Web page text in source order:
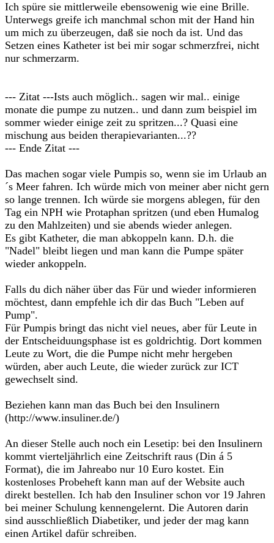
Ich spüre sie mittlerweile ebensowenig wie eine Brille.
Unterwegs greife ich manchmal schon mit der Hand hin
um mich zu überzeugen, daß sie noch da ist. Und das
Setzen eines Katheter ist bei mir sogar schmerzfrei, nicht
nur schmerzarm.
--- Zitat ---Ists auch möglich.. sagen wir mal.. einige
monate die pumpe zu nutzen.. und dann zum beispiel im
sommer wieder einige zeit zu spritzen...? Quasi eine
mischung aus beiden therapievarianten...??
--- Ende Zitat ---
Das machen sogar viele Pumpis so, wenn sie im Urlaub an
´s Meer fahren. Ich würde mich von meiner aber nicht gern
so lange trennen. Ich würde sie morgens ablegen, für den
Tag ein NPH wie Protaphan spritzen (und eben Humalog
zu den Mahlzeiten) und sie abends wieder anlegen.
Es gibt Katheter, die man abkoppeln kann. D.h. die
"Nadel" bleibt liegen und man kann die Pumpe später
wieder ankoppeln.
Falls du dich näher über das Für und wieder informieren
möchtest, dann empfehle ich dir das Buch "Leben auf
Pump".
Für Pumpis bringt das nicht viel neues, aber für Leute in
der Entscheiduungsphase ist es goldrichtig. Dort kommen
Leute zu Wort, die die Pumpe nicht mehr hergeben
würden, aber auch Leute, die wieder zurück zur ICT
gewechselt sind.
Beziehen kann man das Buch bei den Insulinern
(http://www.insuliner.de/)
An dieser Stelle auch noch ein Lesetip: bei den Insulinern
kommt vierteljährlich eine Zeitschrift raus (Din á 5
Format), die im Jahreabo nur 10 Euro kostet. Ein
kostenloses Probeheft kann man auf der Website auch
direkt bestellen. Ich hab den Insuliner schon vor 19 Jahren
bei meiner Schulung kennengelernt. Die Autoren darin
sind ausschließlich Diabetiker, und jeder der mag kann
einen Artikel dafür schreiben.